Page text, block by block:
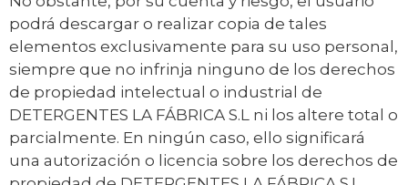
podrá descargar o realizar copia de tales
elementos exclusivamente para su uso personal,
siempre que no infrinja ninguno de los derechos
de propiedad intelectual o industrial de
DETERGENTES LA FÁBRICA S.L ni los altere total o
parcialmente. En ningún caso, ello significará
una autorización o licencia sobre los derechos de